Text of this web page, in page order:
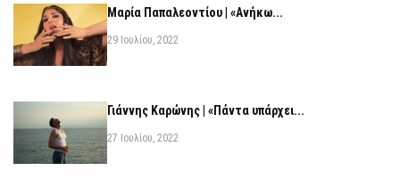
Μαρία Παπαλεοντίου | «Ανήκω...
29 Ιουλίου, 2022
Γιάννης Καρώνης | «Πάντα υπάρχει...
27 Ιουλίου, 2022